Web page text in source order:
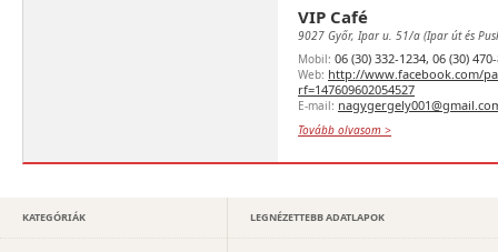
VIP Café
9027 Győr, Ipar u. 51/a (Ipar út és
Mobil: 06 (30) 332-1234, 06 (30)
Web: http://www.facebook.com/
rf=147609602054527
E-mail:
Tovább olvasom >
KATEGÓRIÁK LEGNÉZETTEBB ADATLAPOK